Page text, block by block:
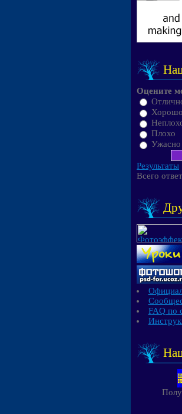
Оцените
Хорошо
Плохо
Ужасно
Результаты
Всего
FAQ по